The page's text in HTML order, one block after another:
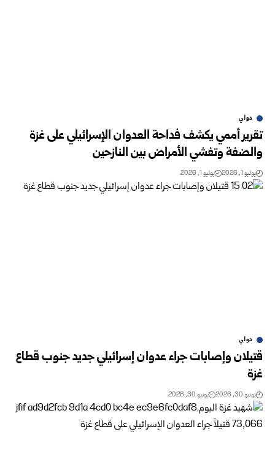
دولي
تقرير أممي يكشف فداحة العدوان الإسرائيلي على غزة
والضفة وتفشي الأمراض ‏بين النازحين
يوليو 1, 2026 يوليو 1, 2026
دولي
قتيلان وإصابات جراء عدوان إسرائيلي جديد جنوب قطاع
غزة
يونيو 30, 2026 يونيو 30, 2026